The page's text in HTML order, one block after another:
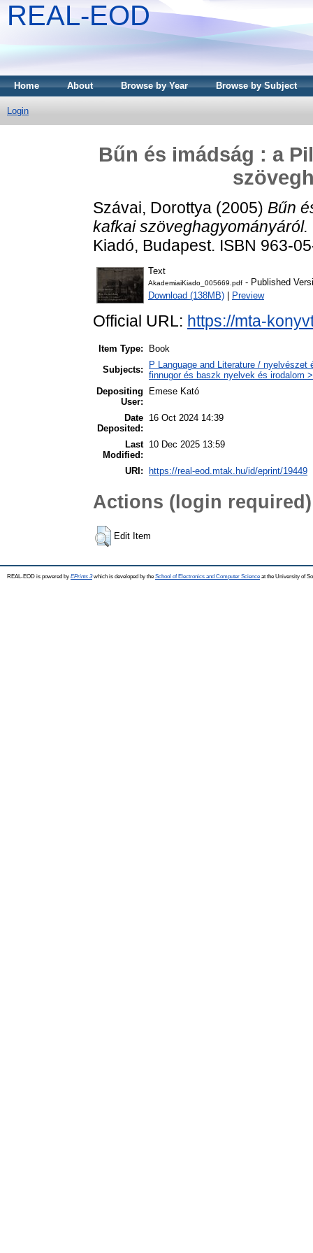
REAL-EOD
Home About Browse by Year Browse by Subject
Login
Bűn és imádság : a
Szávai, Dorottya (2005) Bűn
kafkai szöveghagyományáról.
Kiadó, Budapest. ISBN 963-
Text
AkademiaiKiado_005669.pdf - Published
Download (138MB)
Preview
Official URL: https://mta-
Item Type:
Book
Subjects:
P Language and Literature /
finnugor és baszk nyelvek és irodalom
Depositing
User:
Emese Kató
Date
Deposited:
16 Oct 2024 14:39
Last
Modified:
10 Dec 2025 13:59
URI: https://real-eod.mtak.hu/id/eprint/19449
Actions (login required)
Edit Item
REAL-EOD is powered by EPrints 3which is developed by the School of Electronics and Computer Science at the University of